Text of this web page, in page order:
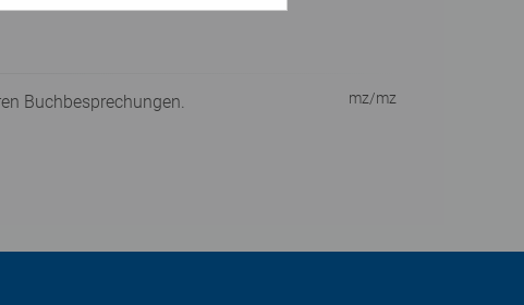
Buchbesprechungen. mz/mz